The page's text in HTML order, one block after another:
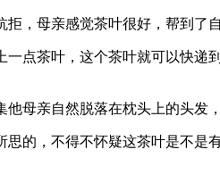
，母亲感觉茶叶很好，帮到了
点茶叶，这个茶叶就可以快递
母亲自然脱落在枕头上的头发
的，不得不怀疑这茶叶是不是有